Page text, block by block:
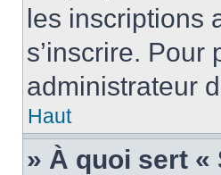
les inscriptions
s’inscrire. Pour
administrateur
Haut
» À quoi sert